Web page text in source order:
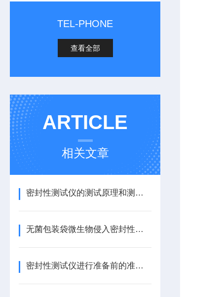
TEL-PHONE
查看全部
ARTICLE
相关文章
密封性测试仪的测试原理和测试方法
无菌包装袋微生物侵入密封性试验仪的详细介绍
密封性测试仪进行准备前的准备工作